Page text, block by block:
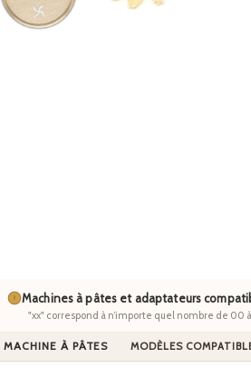
Machines à pâtes et adaptateurs
"xx" correspond à n’importe quel nombre de 00
MACHINE À PÂTES MODÈLES